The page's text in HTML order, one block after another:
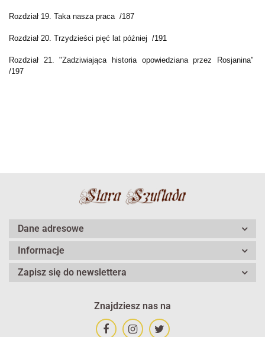
Rozdział 19. Taka nasza praca /187
Rozdział 20. Trzydzieści pięć lat później /191
Rozdział 21. "Zadziwiająca historia opowiedziana przez Rosjanina"
/197
Dane adresowe
Informacje
Zapisz się do newslettera
Znajdziesz nas na